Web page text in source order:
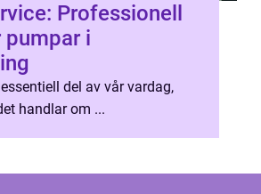
Professionell
pumpar i
del av vår vardag,
handlar om ...